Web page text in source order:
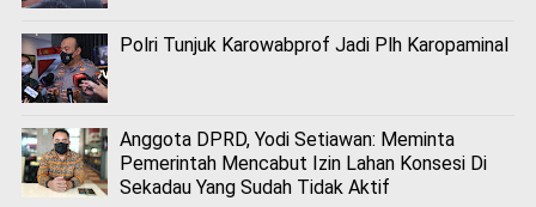
Polri Tunjuk Karowabprof Jadi Plh Karopaminal
Anggota DPRD, Yodi Setiawan: Meminta
Pemerintah Mencabut Izin Lahan Konsesi Di
Sekadau Yang Sudah Tidak Aktif